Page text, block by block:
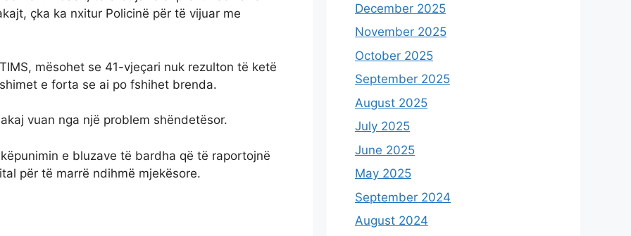
çka ka nxitur Policinë për të vijuar me
mësohet se 41-vjeçari nuk rezulton të ketë
e forta se ai po fshihet brenda.
vuan nga një problem shëndetësor.
e bluzave të bardha që të raportojnë
për të marrë ndihmë mjekësore.
December 2025
November 2025
October 2025
September 2025
August 2025
July 2025
June 2025
May 2025
September 2024
August 2024